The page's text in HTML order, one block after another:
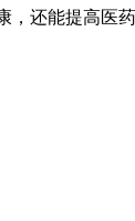
还能提高